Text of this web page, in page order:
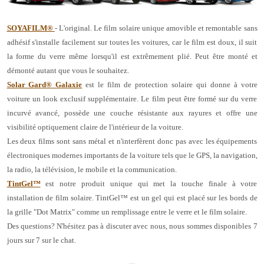
SOYAFILM® - L'original. Le film solaire unique amovible et remontable sans
adhésif s'installe facilement sur toutes les voitures, car le film est doux, il suit
la forme du verre même lorsqu'il est extrêmement plié. Peut être monté et
démonté autant que vous le souhaitez.
Solar Gard® Galaxie est le film de protection solaire qui donne à votre
voiture un look exclusif supplémentaire. Le film peut être formé sur du verre
incurvé avancé, possède une couche résistante aux rayures et offre une
visibilité optiquement claire de l'intérieur de la voiture.
Les deux films sont sans métal et n'interfèrent donc pas avec les équipements
électroniques modernes importants de la voiture tels que le GPS, la navigation,
la radio, la télévision, le mobile et la communication.
TintGel™est notre produit unique qui met la touche finale à votre
installation de film solaire. TintGel™ est un gel qui est placé sur les bords de
la grille "Dot Matrix" comme un remplissage entre le verre et le film solaire.
Des questions? N'hésitez pas à discuter avec nous, nous sommes disponibles 7
jours sur 7 sur le chat.